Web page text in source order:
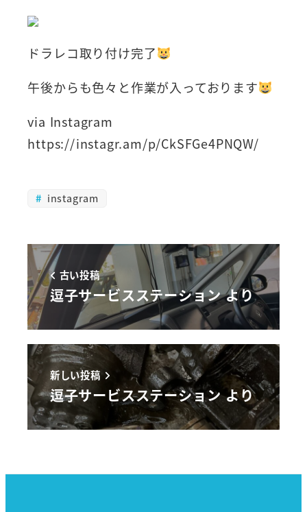
ドラレコ取り付け完了
午後からも色々と作業が入っております
via Instagram
https://instagr.am/p/CkSFGe4PNQW/
instagram
古い投稿
逗子サービスステーション より
新しい投稿
逗子サービスステーション より